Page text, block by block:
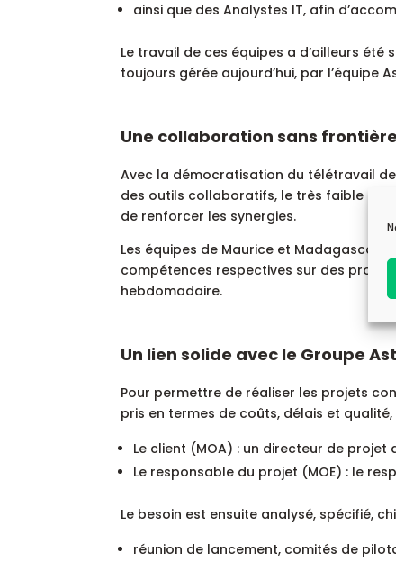
ainsi que des Analystes IT, afin
Le travail de ces équipes a d’ailleurs été
toujours gérée aujourd’hui, par l’équipe
Une collaboration sans frontière
Avec la démocratisation du télétravail
des outils collaboratifs, le très faible
de renforcer les synergies.
Les équipes de Maurice et Madagascar
compétences respectives sur des
hebdomadaire.
Un lien solide avec le Groupe
Pour permettre de réaliser les projets
pris en termes de coûts, délais et
Le client (MOA) : un directeur de projet
Le responsable du projet (MOE) : le
Le besoin est ensuite analysé, spécifié,
réunion de lancement, comités de